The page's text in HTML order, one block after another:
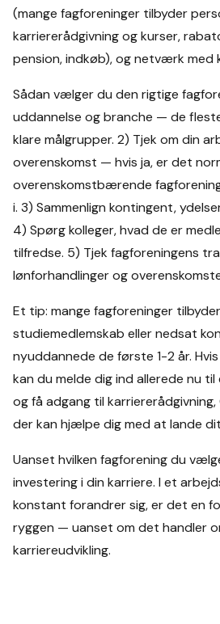
(mange fagforeninger tilbyder
karriererådgivning og kurser,
pension, indkøb), og netværk med
Sådan vælger du den rigtige
uddannelse og branche — de
klare målgrupper. 2) Tjek om din
overenskomst — hvis ja, er det
overenskomstbærende
i. 3) Sammenlign kontingent,
4) Spørg kolleger, hvad de er
tilfredse. 5) Tjek fagforeningens
lønforhandlinger og
Et tip: mange fagforeninger
studiemedlemskab eller nedsat
nyuddannede de første 1-2 år.
kan du melde dig ind allerede nu
og få adgang til
der kan hjælpe dig med at lande
Uanset hvilken fagforening du
investering i din karriere. I et
konstant forandrer sig, er det en
ryggen — uanset om det handler
karriereudvikling.